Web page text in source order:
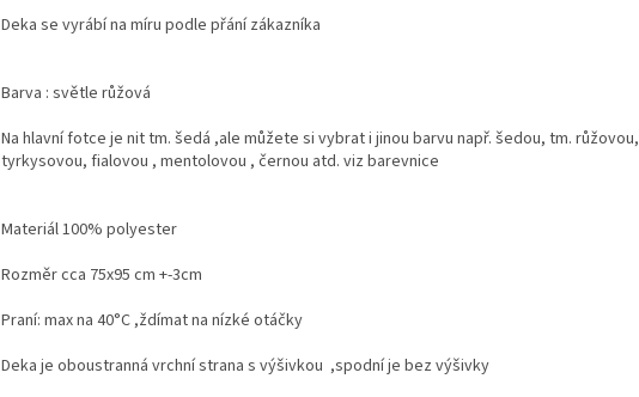
Deka se vyrábí na míru podle přání zákazníka
Barva : světle růžová
Na hlavní fotce je nit tm. šedá ,ale můžete si vybrat i jinou barvu např. šedou, tm. růžovou,
tyrkysovou, fialovou , mentolovou , černou atd. viz barevnice
Materiál 100% polyester
Rozměr cca 75x95 cm +-3cm
Praní: max na 40°C ,ždímat na nízké otáčky
Deka je oboustranná vrchní strana s výšivkou ,spodní je bez výšivky